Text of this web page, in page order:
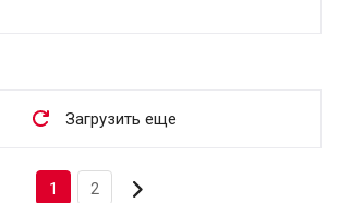
Загрузить еще
1 2